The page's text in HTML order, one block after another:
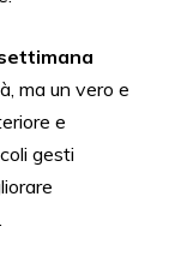
ma un vero e
e
gesti